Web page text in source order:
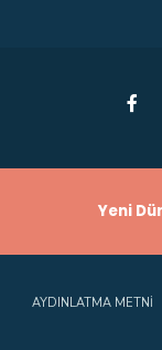
Yeni
AYDINLATMA METNI